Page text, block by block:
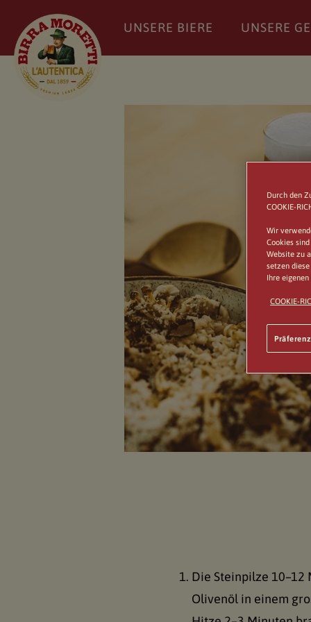
UNSERE BIERE UNSERE
Die Steinpilze 10–12
Olivenöl in einem
Durch den
COOKIE-
Wir
Cookies
Website zu
setzen
Ihre
COOKIE-